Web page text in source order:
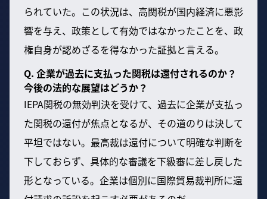
られていた。この状況は、高関税が国内経済に悪影
響を与え、政策として有効ではなかったことを、政
権自身が認めざるを得なかった証拠と言える。
Q. 企業が過去に支払った関税は還付されるのか？
今後の法的な展望はどうか？
IEPA関税の無効判決を受けて、過去に企業が支払っ
た関税の還付が焦点となるが、その道のりは決して
平坦ではない。最高裁は還付について明確な判断を
下しておらず、具体的な審議を下級審に差し戻した
形となっている。企業は個別に国際貿易裁判所に還